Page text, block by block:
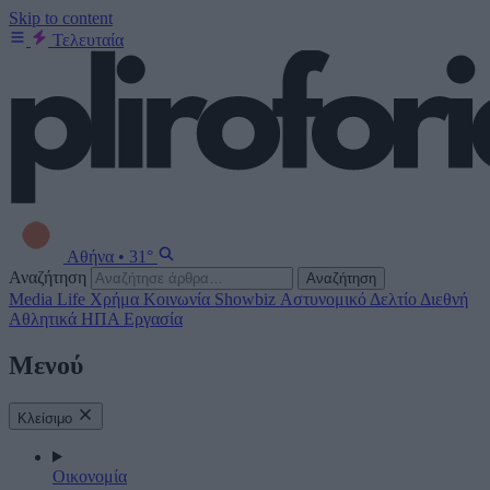
Skip to content
Τελευταία
Αθήνα • 31°
Αναζήτηση
Αναζήτηση
Media Life Χρήμα Κοινωνία Showbiz Αστυνομικό Δελτίο Διεθνή
Αθλητικά ΗΠΑ Εργασία
Μενού
Κλείσιμο
Οικονομία